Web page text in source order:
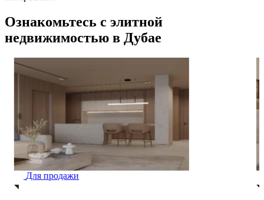
Ознакомьтесь с элитной
недвижимостью в Дубае
Для продажи